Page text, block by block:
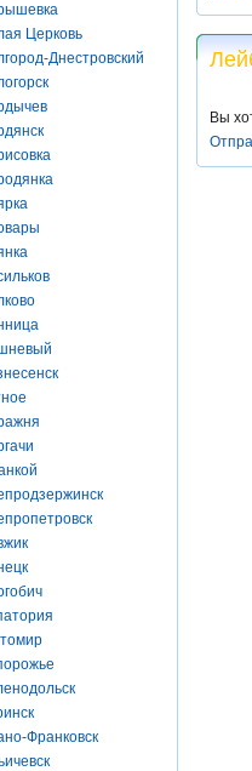
Церковь
Днестровский
Франковск
Вы